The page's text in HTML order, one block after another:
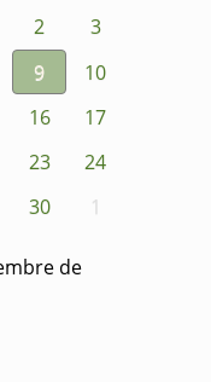
2
3
9
10
16
17
23
24
30 1
de